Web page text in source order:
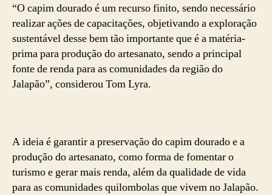
“O capim dourado é um recurso finito, sendo necessário
realizar ações de capacitações, objetivando a exploração
sustentável desse bem tão importante que é a matéria-
prima para produção do artesanato, sendo a principal
fonte de renda para as comunidades da região do
Jalapão”, considerou Tom Lyra.
A ideia é garantir a preservação do capim dourado e a
produção do artesanato, como forma de fomentar o
turismo e gerar mais renda, além da qualidade de vida
para as comunidades quilombolas que vivem no Jalapão.